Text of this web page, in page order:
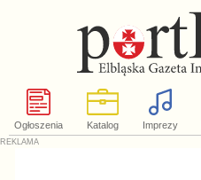
Ogłoszenia Katalog Imprezy